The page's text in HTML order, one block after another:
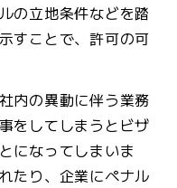
の立地条件などを踏
すことで、許可の可
内の異動に伴う業務
をしてしまうとビザ
になってしまいま
たり、企業にペナル